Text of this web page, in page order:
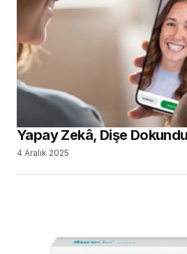
Yapay Zekâ, Dişe Dokundu
4 Aralık 2025